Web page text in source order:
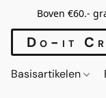
Boven €60.-
Do-it
Basisartikelen